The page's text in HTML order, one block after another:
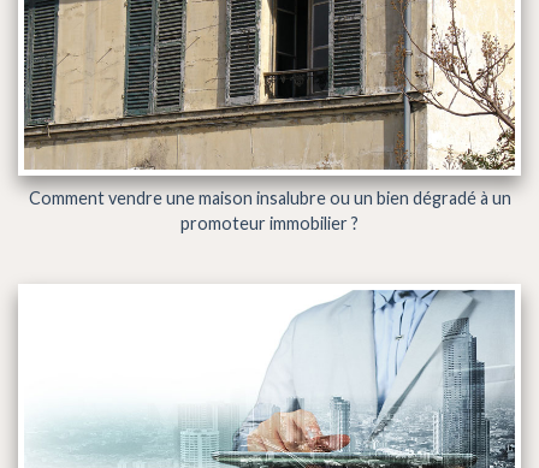
Comment vendre une maison insalubre ou un bien dégradé à un
promoteur immobilier ?